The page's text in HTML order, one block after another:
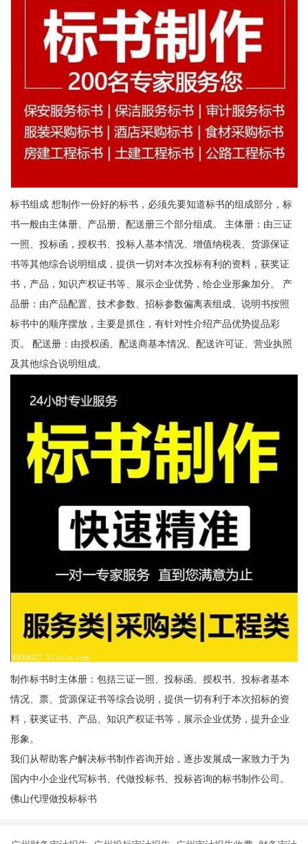
标书组成 想制作一份好的标书，必须先要知道标书的组成部分，标
书一般由主体册、产品册、配送册三个部分组成。 主体册：由三证
一照、投标函，授权书、投标人基本情况、增值纳税表、货源保证
书等其他综合说明组成，提供一切对本次投标有利的资料，获奖证
书，产品，知识产权证书等、展示企业优势，给企业形象加分。 产
品册：由产品配置、技术参数、招标参数偏离表组成、说明书按照
标书中的顺序摆放，主要是抓住，有针对性介绍产品优势提品彩
页。 配送册：由授权函、配送商基本情况、配送许可证、营业执照
及其他综合说明组成。
制作标书时主体册：包括三证一照、投标函、授权书、投标者基本
情况、票、货源保证书等综合说明，提供一切有利于本次招标的资
料，获奖证书、产品、知识产权证书等，展示企业优势，提升企业
形象。
我们从帮助客户解决标书制作咨询开始，逐步发展成一家致力于为
国内中小企业代写标书、代做投标书、投标咨询的标书制作公司。
佛山代理做投标标书